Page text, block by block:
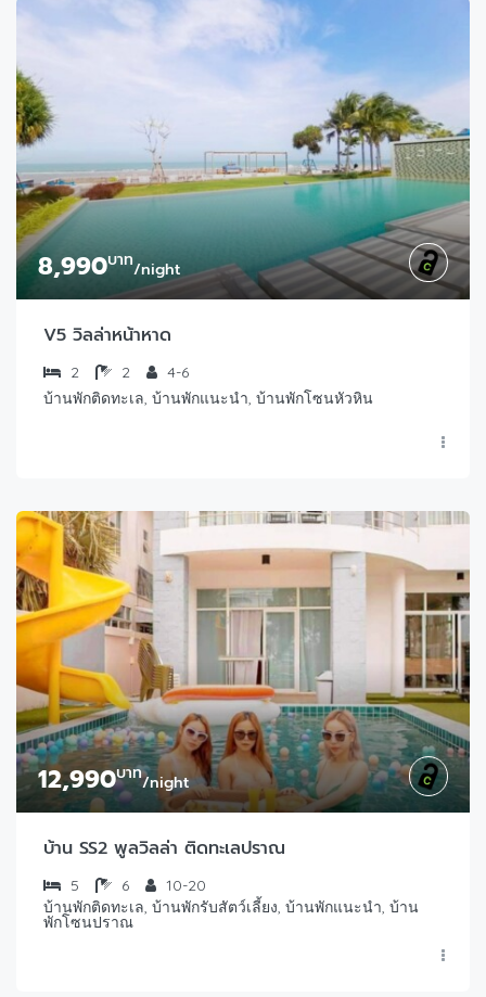
8,990บาท/night
V5 วิลล่าหน้าหาด
2 2
4-6
บ้านพักติดทะเล, บ้านพักแนะนำ, บ้านพักโซนหัวหิน
12,990บาท/night
บ้าน SS2 พูลวิลล่า ติดทะเลปราณ
5 6
10-20
บ้านพักติดทะเล, บ้านพักรับสัตว์เลี้ยง, บ้านพักแนะนำ, บ้าน
พักโซนปราณ